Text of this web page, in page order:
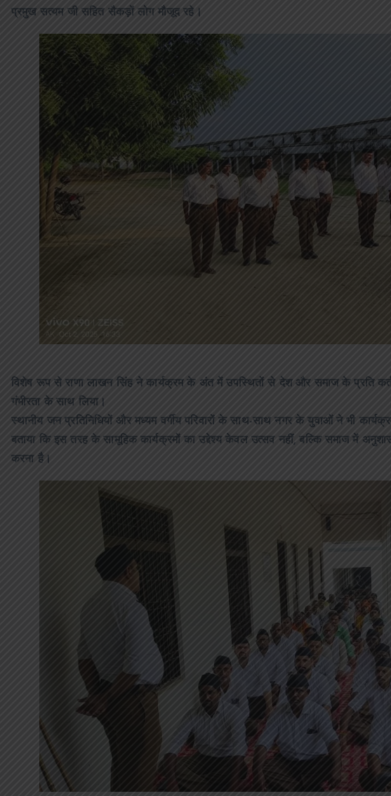
प्रमुख सत्यम जी सहित सैकड़ों लोग मौजूद रहे।
विशेष रूप से राणा लाखन सिंह ने कार्यक्रम के अंत में उपस्थितों से देश और समाज के प्रति
गंभीरता के साथ लिया।
स्थानीय जन प्रतिनिधियों और मध्यम वर्गीय परिवारों के साथ-साथ नगर के युवाओं ने भी
बताया कि इस तरह के सामूहिक कार्यक्रमों का उद्देश्य केवल उत्सव नहीं, बल्कि समाज में
करना है।